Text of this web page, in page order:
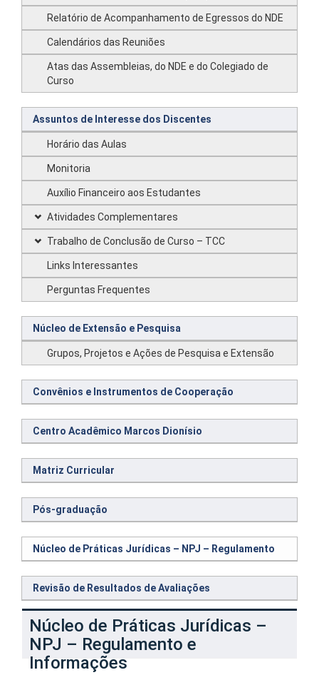
Relatório de Acompanhamento de Egressos do NDE
Calendários das Reuniões
Atas das Assembleias, do NDE e do Colegiado de
Curso
Assuntos de Interesse dos Discentes
Horário das Aulas
Monitoria
Auxílio Financeiro aos Estudantes
Atividades Complementares
Trabalho de Conclusão de Curso – TCC
Links Interessantes
Perguntas Frequentes
Núcleo de Extensão e Pesquisa
Grupos, Projetos e Ações de Pesquisa e Extensão
Convênios e Instrumentos de Cooperação
Centro Acadêmico Marcos Dionísio
Matriz Curricular
Pós-graduação
Núcleo de Práticas Jurídicas – NPJ – Regulamento
Revisão de Resultados de Avaliações
Núcleo de Práticas Jurídicas –
NPJ – Regulamento e
Informações